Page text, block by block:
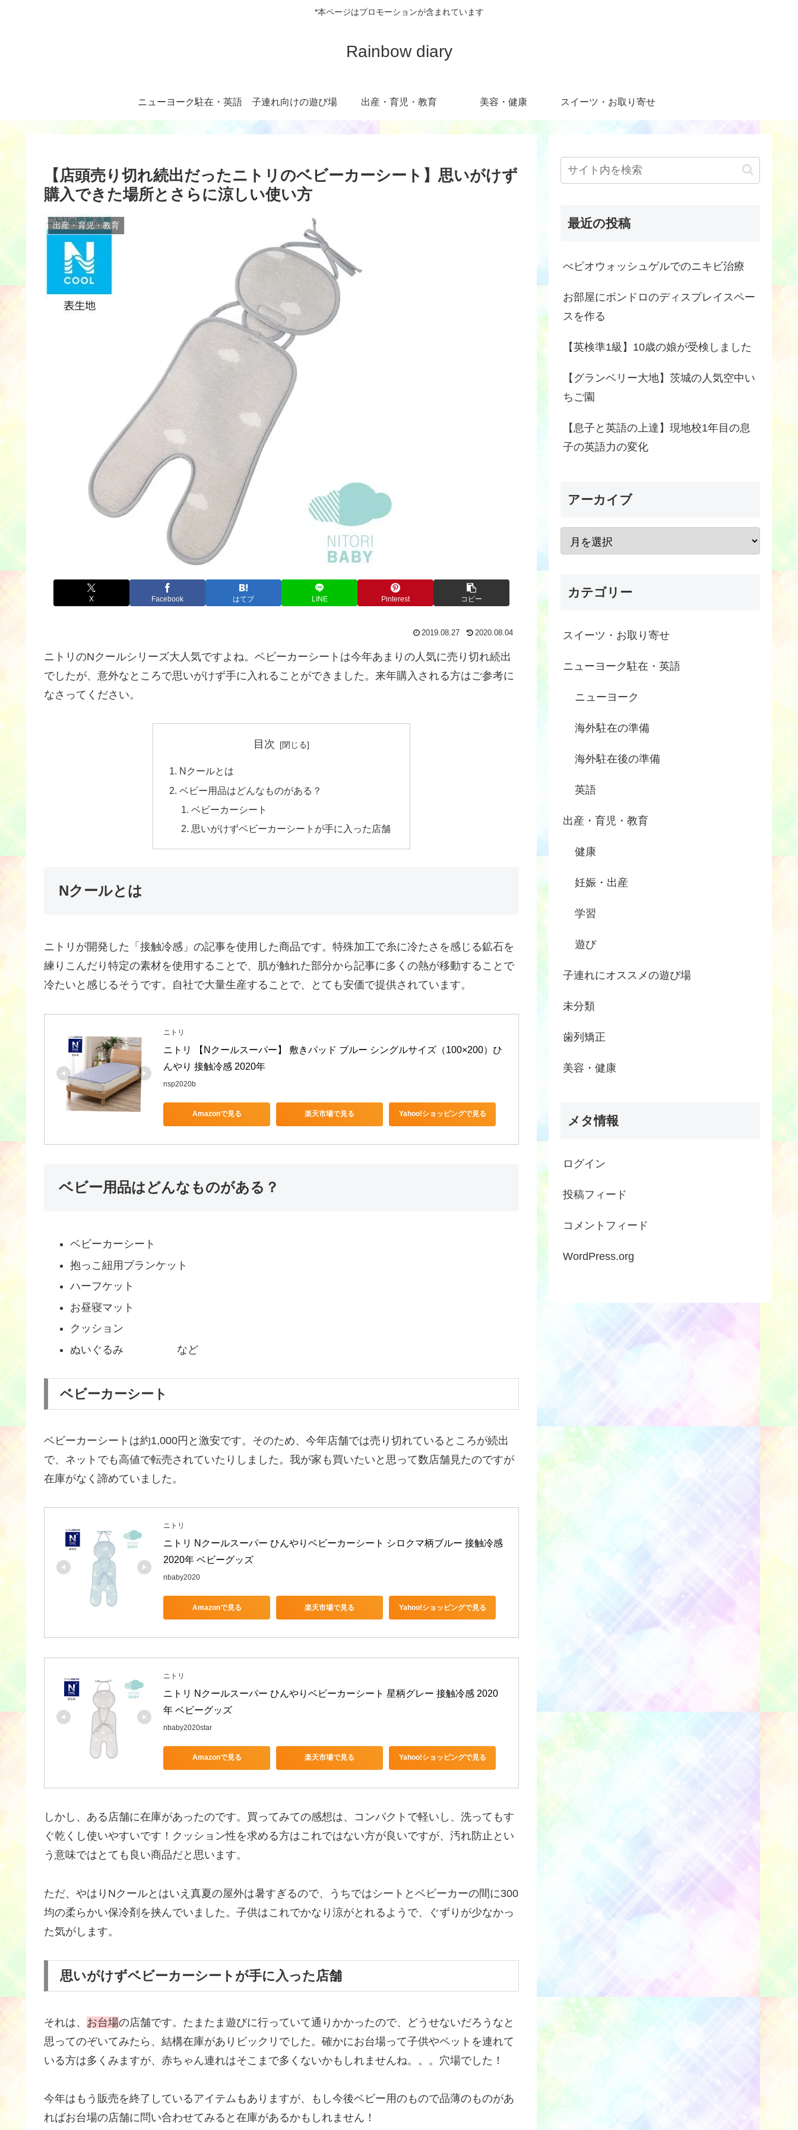
*本ページはプロモーションが含まれています
Rainbow diary
ニューヨーク駐在・英語 子連れ向けの遊び場 出産・育児・教育 美容・健康 スイーツ・お取り寄せ
【店頭売り切れ続出だったニトリのベビーカーシート】思いがけず
購入できた場所とさらに涼しい使い方
出産・育児・教育
X Facebook はてブ LINE Pinterest コピー
2019.08.27 2020.08.04
ニトリのNクールシリーズ大人気ですよね。ベビーカーシートは今年あまりの人気に売り切れ続出
でしたが、意外なところで思いがけず手に入れることができました。来年購入される方はご参考に
なさってください。
目次
Nクールとは
ベビー用品はどんなものがある？
ベビーカーシート
思いがけずベビーカーシートが手に入った店舗
Nクールとは
ニトリが開発した「接触冷感」の記事を使用した商品です。特殊加工で糸に冷たさを感じる鉱石を
練りこんだり特定の素材を使用することで、肌が触れた部分から記事に多くの熱が移動することで
冷たいと感じるそうです。自社で大量生産することで、とても安価で提供されています。
ニトリ
ニトリ 【Nクールスーパー】 敷きパッド ブルー シングルサイズ（100×200）ひ
んやり 接触冷感 2020年
nsp2020b
Amazonで見る 楽天市場で見る Yahoo!ショッピングで見る
ベビー用品はどんなものがある？
ベビーカーシート
抱っこ紐用ブランケット
ハーフケット
お昼寝マット
クッション
ぬいぐるみ など
ベビーカーシート
ベビーカーシートは約1,000円と激安です。そのため、今年店舗では売り切れているところが続出
で、ネットでも高値で転売されていたりしました。我が家も買いたいと思って数店舗見たのですが
在庫がなく諦めていました。
ニトリ
ニトリ Nクールスーパー ひんやりベビーカーシート シロクマ柄ブルー 接触冷感
2020年 ベビーグッズ
nbaby2020
Amazonで見る 楽天市場で見る Yahoo!ショッピングで見る
ニトリ
ニトリ Nクールスーパー ひんやりベビーカーシート 星柄グレー 接触冷感 2020
年 ベビーグッズ
nbaby2020star
Amazonで見る 楽天市場で見る Yahoo!ショッピングで見る
しかし、ある店舗に在庫があったのです。買ってみての感想は、コンパクトで軽いし、洗ってもす
ぐ乾くし使いやすいです！クッション性を求める方はこれではない方が良いですが、汚れ防止とい
う意味ではとても良い商品だと思います。
ただ、やはりNクールとはいえ真夏の屋外は暑すぎるので、うちではシートとベビーカーの間に300
均の柔らかい保冷剤を挟んでいました。子供はこれでかなり涼がとれるようで、ぐずりが少なかっ
た気がします。
思いがけずベビーカーシートが手に入った店舗
それは、 お台場の店舗です。たまたま遊びに行っていて通りかかったので、どうせないだろうなと
思ってのぞいてみたら、結構在庫がありビックリでした。確かにお台場って子供やペットを連れて
いる方は多くみますが、赤ちゃん連れはそこまで多くないかもしれませんね。。。穴場でした！
今年はもう販売を終了しているアイテムもありますが、もし今後ベビー用のもので品薄のものがあ
ればお台場の店舗に問い合わせてみると在庫があるかもしれません！
最近の投稿
べピオウォッシュゲルでのニキビ治療
お部屋にボンドロのディスプレイスペー
スを作る
【英検準1級】10歳の娘が受検しました
【グランベリー大地】茨城の人気空中い
ちご園
【息子と英語の上達】現地校1年目の息
子の英語力の変化
アーカイブ
カテゴリー
スイーツ・お取り寄せ
ニューヨーク駐在・英語
ニューヨーク
海外駐在の準備
海外駐在後の準備
英語
出産・育児・教育
健康
妊娠・出産
学習
遊び
子連れにオススメの遊び場
未分類
歯列矯正
美容・健康
メタ情報
ログイン
投稿フィード
コメントフィード
WordPress.org